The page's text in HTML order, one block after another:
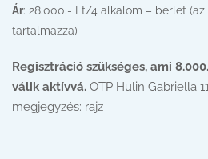
Ár: 28.000.- Ft/4 alkalom – bérlet (az
tartalmazza)
Regisztráció szükséges, ami
válik aktívvá. OTP Hulin Gabriella
megjegyzés: rajz